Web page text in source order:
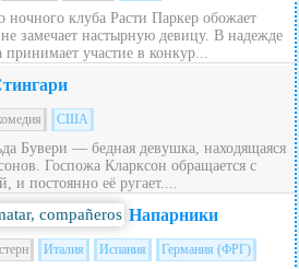
клуба Расти Паркер обожает
замечает настырную девицу. В надежде
участие в конкур...
США
Бувери — бедная девушка, находящаяся
Госпожа Кларксон обращается с
и постоянно её ругает....
Напарники
Италия Испания Германия (ФРГ)